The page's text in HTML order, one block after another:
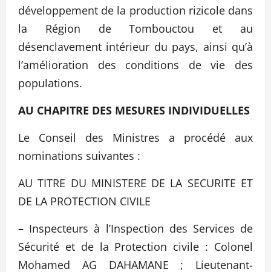
développement de la production rizicole dans
la Région de Tombouctou et au
désenclavement intérieur du pays, ainsi qu’à
l’amélioration des conditions de vie des
populations.
AU CHAPITRE DES MESURES INDIVIDUELLES
Le Conseil des Ministres a procédé aux
nominations suivantes :
AU TITRE DU MINISTERE DE LA SECURITE ET
DE LA PROTECTION CIVILE
– Inspecteurs à l’Inspection des Services de
Sécurité et de la Protection civile : Colonel
Mohamed AG DAHAMANE ; Lieutenant-